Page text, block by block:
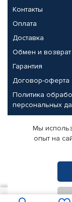
Контакты
Оплата
Доставка
Обмен и возврат
Гарантия
Договор-оферта
Политика
персональных
Партнерам
Корпоративным
Поставщикам
© КАМАЗ ЦЕНТР
Мы
опыт на